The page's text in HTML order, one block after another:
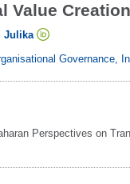
Value Creation
Julika
Governance,
Perspectives on